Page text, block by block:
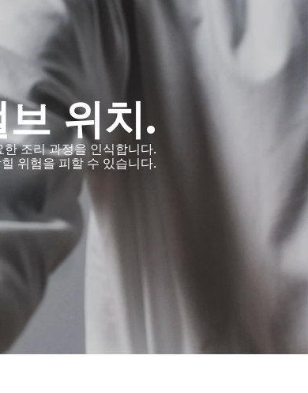
위치.
조리 과정을 인식합니다.
위험을 피할 수 있습니다.